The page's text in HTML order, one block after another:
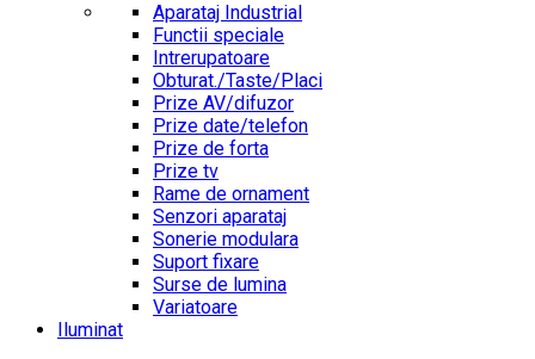
Aparataj Industrial
Functii speciale
Intrerupatoare
Obturat./Taste/Placi
Prize AV/difuzor
Prize date/telefon
Prize de forta
Prize tv
Rame de ornament
Senzori aparataj
Sonerie modulara
Suport fixare
Surse de lumina
Variatoare
Iluminat